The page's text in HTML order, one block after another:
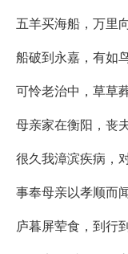
五羊买海船，万里
船破到永嘉，有如
可怜老治中，草草
母亲家在衡阳，丧
很久我漳滨疾病，
事奉母亲以孝顺而
庐暮屏荤食，到行